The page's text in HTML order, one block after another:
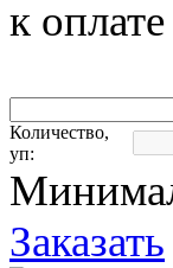
к оплате
Количество,
уп:
Заказать